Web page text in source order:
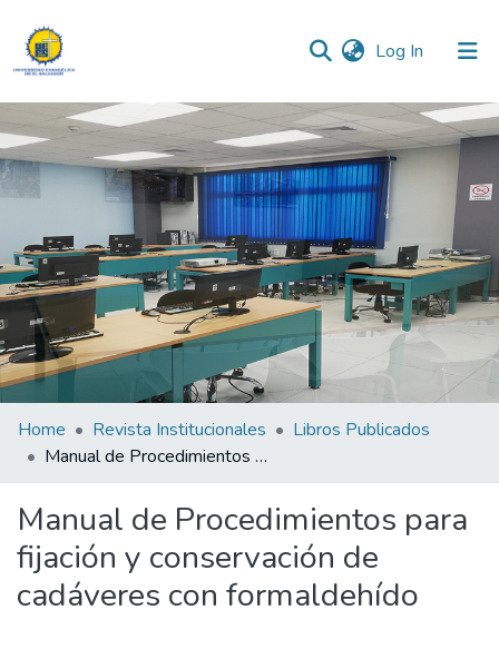
Log In (current)
Communities & Collections
All of DSpace
Home Revista Institucionales
Libros Publicados
Manual de Procedimientos para fijación y conservación de cadáveres con formaldehído
Manual de Procedimientos para
fijación y conservación de
cadáveres con formaldehído